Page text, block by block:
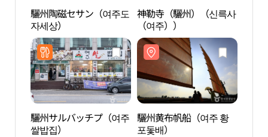
驪州陶磁セサン（여주도
자세상）
神勒寺（驪州）（신륵사
（여주））
驪州サルバッチプ（여주
쌀밥집）
驪州黄布帆船（여주 황
포돛배）